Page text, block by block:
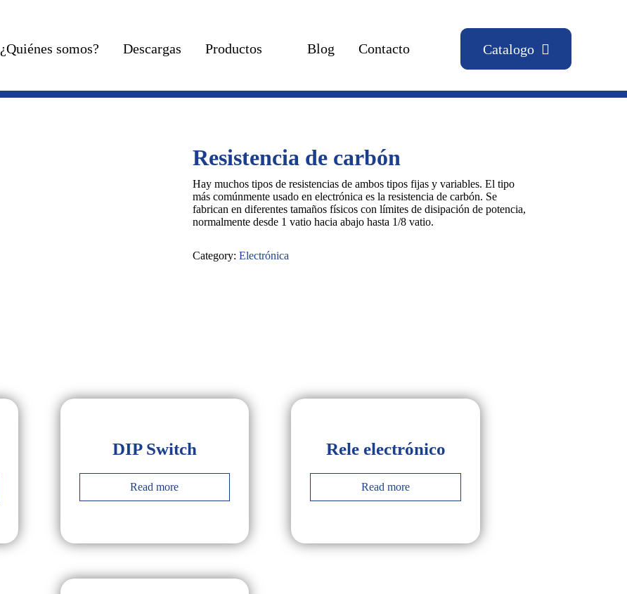
¿Quiénes somos? Descargas Productos Blog Contacto Catalogo
Resistencia de carbón
Hay muchos tipos de resistencias de ambos tipos fijas y variables. El tipo
más comúnmente usado en electrónica es la resistencia de carbón. Se
fabrican en diferentes tamaños físicos con límites de disipación de potencia,
normalmente desde 1 vatio hacia abajo hasta 1/8 vatio.
Category: Electrónica
DIP Switch
Read more
Rele electrónico
Read more